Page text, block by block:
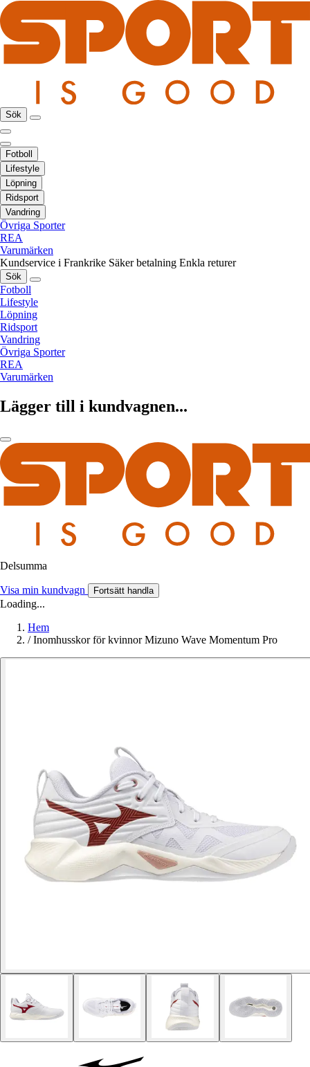
Sök
Fotboll
Lifestyle
Löpning
Ridsport
Vandring
Övriga Sporter
REA
Varumärken
Kundservice i Frankrike Säker betalning Enkla returer
Sök
Fotboll
Lifestyle
Löpning
Ridsport
Vandring
Övriga Sporter
REA
Varumärken
Lägger till i kundvagnen...
Delsumma
Visa min kundvagn Fortsätt handla
Loading...
Hem
/ Inomhusskor för kvinnor Mizuno Wave Momentum Pro